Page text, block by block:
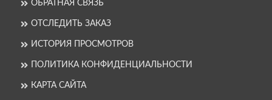
ОБРАТНАЯ СВЯЗЬ
ОТСЛЕДИТЬ ЗАКАЗ
ИСТОРИЯ ПРОСМОТРОВ
ПОЛИТИКА КОНФИДЕНЦИАЛЬНОСТИ
КАРТА САЙТА